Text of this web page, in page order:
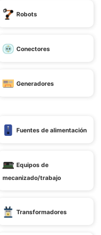
Robots
Conectores
Generadores
Fuentes de alimentación
Equipos de
mecanizado/trabajo
Transformadores